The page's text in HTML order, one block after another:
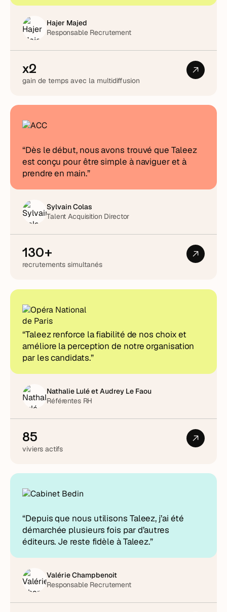
Hajer Majed
Responsable Recrutement
x2
gain de temps avec la multidiffusion
“Dès le début, nous avons trouvé que Taleez
est conçu pour être simple à naviguer et à
prendre en main.”
Sylvain Colas
Talent Acquisition Director
130+
recrutements simultanés
“Taleez renforce la fiabilité de nos choix et
améliore la perception de notre organisation
par les candidats.”
Nathalie Lulé et Audrey Le Faou
Référentes RH
85
viviers actifs
“Depuis que nous utilisons Taleez, j’ai été
démarchée plusieurs fois par d’autres
éditeurs. Je reste fidèle à Taleez.”
Valérie Champbenoit
Responsable Recrutement